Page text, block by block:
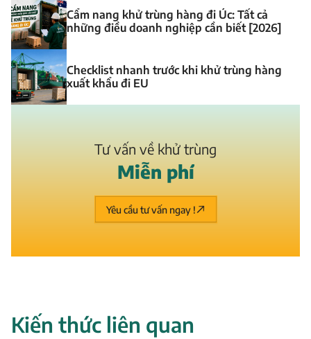
Cẩm nang khử trùng hàng đi Úc: Tất cả
những điều doanh nghiệp cần biết [2026]
Checklist nhanh trước khi khử trùng hàng
xuất khẩu đi EU
Tư vấn về khử trùng
Miễn phí
Yêu cầu tư vấn ngay !
Kiến thức liên quan